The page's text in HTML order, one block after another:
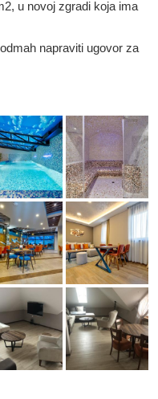
u novoj zgradi koja ima
napraviti ugovor za